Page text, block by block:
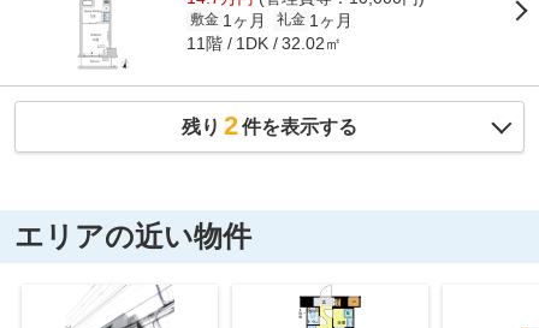
敷金 1ヶ月 礼金 1ヶ月
11階 1DK 32.02㎡
残り 2件を表示する
エリアの近い物件